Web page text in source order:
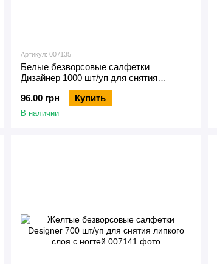
Артикул: 007135
Белые безворсовые салфетки
Дизайнер 1000 шт/уп для снятия
липкого слоя с ногтей
96.00 грн
Купить
В наличии